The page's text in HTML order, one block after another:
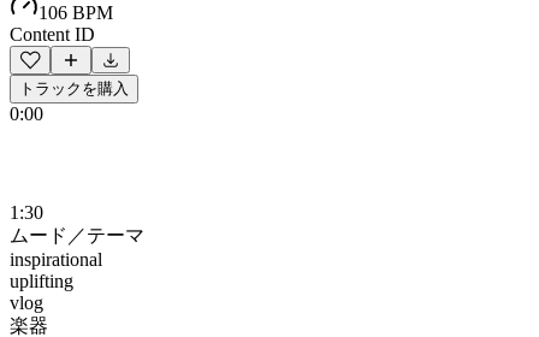
106 BPM
Content ID
トラックを購入
0:00
1:30
ムード／テーマ
inspirational
uplifting
vlog
楽器